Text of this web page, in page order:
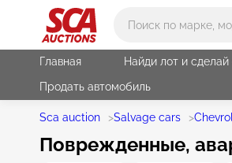
Главная Найди лот и сделай
Продать автомобиль
Sca auction >Salvage cars >
Поврежденные,